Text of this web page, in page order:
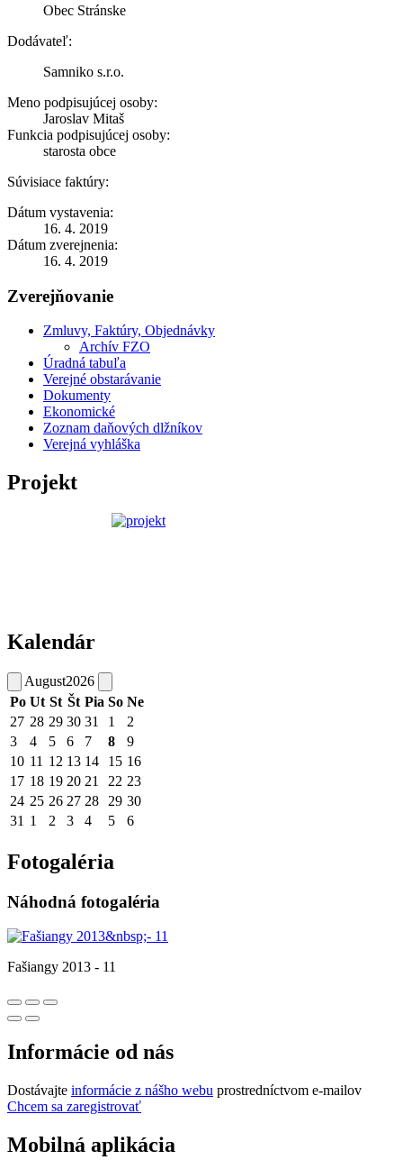
Obec Stránske
Dodávateľ:
Samniko s.r.o.
Meno podpisujúcej osoby:
Jaroslav Mitaš
Funkcia podpisujúcej osoby:
starosta obce
Súvisiace faktúry:
Dátum vystavenia:
16. 4. 2019
Dátum zverejnenia:
16. 4. 2019
Zverejňovanie
Zmluvy, Faktúry, Objednávky
Archív FZO
Úradná tabuľa
Verejné obstarávanie
Dokumenty
Ekonomické
Zoznam daňových dlžníkov
Verejná vyhláška
Projekt
Kalendár
August2026
Po Ut St Št Pia So Ne
27 28 29 30 31 1
2
3
4 5 6 7 8
9
10 11 12 13 14 15 16
17 18 19 20 21 22 23
24 25 26 27 28 29 30
31 1 2 3 4 5 6
Fotogaléria
Náhodná fotogaléria
Fašiangy 2013 - 11
Informácie od nás
Dostávajte informácie z nášho webu prostredníctvom e-mailov
Chcem sa zaregistrovať
Mobilná aplikácia